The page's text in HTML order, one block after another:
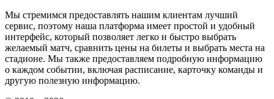
Мы стремимся предоставлять нашим клиентам лучший
сервис, поэтому наша платформа имеет простой и удобный
интерфейс, который позволяет легко и быстро выбрать
желаемый матч, сравнить цены на билеты и выбрать места на
стадионе. Мы также предоставляем подробную информацию
о каждом событии, включая расписание, карточку команды и
другую полезную информацию.